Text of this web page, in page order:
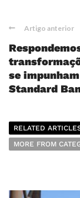
Artigo anterior
se
Standard
RELATED
MORE FROM